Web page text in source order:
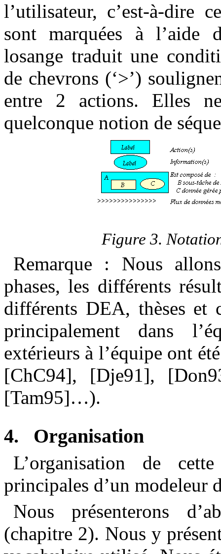
l’utilisateur, c’est-à-dire
sont marquées à l’aide
losange traduit une
de chevrons (‘>’)
entre 2 actions. Elles
quelconque notion de
Figure 3.
Remarque : Nous
phases, les différents
différents DEA, thèses et
principalement dans
extérieurs à l’équipe ont
[ChC94], [Dje91],
[Tam95]…).
4. Organisation
L’organisation de
principales d’un modeleur
Nous présenterons
(chapitre 2). Nous y